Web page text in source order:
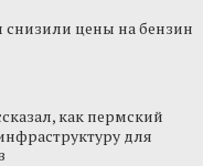
снизили цены на бензин
как пермский
для